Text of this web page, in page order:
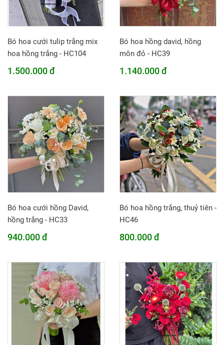
Bó hoa cưới tulip trắng mix
hoa hồng trắng - HC104
1.500.000 đ
Bó hoa hồng david, hồng
môn đỏ - HC39
1.140.000 đ
Bó hoa cưới hồng David,
hồng trắng - HC33
940.000 đ
Bó hoa hồng trắng, thuỷ tiên -
HC46
800.000 đ